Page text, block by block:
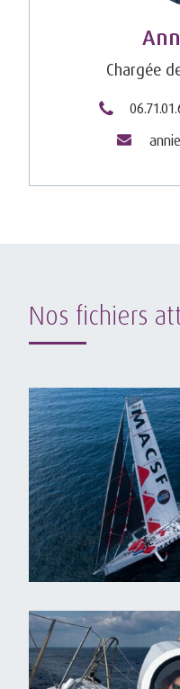
Chargée
Nos fichiers